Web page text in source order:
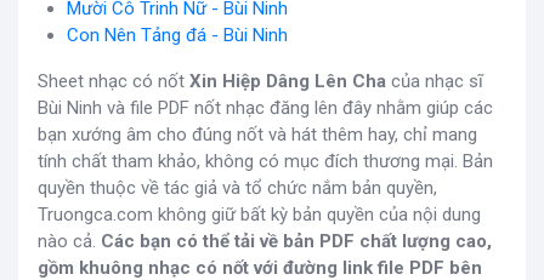
Mười Cô Trinh Nữ - Bùi Ninh
Con Nên Tảng đá - Bùi Ninh
Sheet nhạc có nốt Xin Hiệp Dâng Lên Cha của nhạc sĩ
Bùi Ninh và file PDF nốt nhạc đăng lên đây nhằm giúp các
bạn xướng âm cho đúng nốt và hát thêm hay, chỉ mang
tính chất tham khảo, không có mục đích thương mại. Bản
quyền thuộc về tác giả và tổ chức nắm bản quyền,
Truongca.com không giữ bất kỳ bản quyền của nội dung
nào cả. Các bạn có thể tải về bản PDF chất lượng cao,
gồm khuông nhạc có nốt với đường link file PDF bên